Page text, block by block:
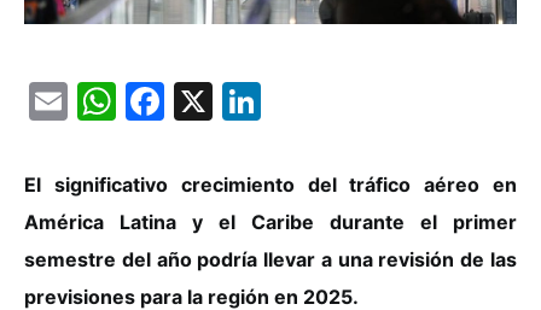
EmailWhatsApp
Facebook
X
El significativo crecimiento del tráfico aéreo en
América Latina y el Caribe durante el primer
semestre del año podría llevar a una revisión de las
previsiones para la región en 2025.